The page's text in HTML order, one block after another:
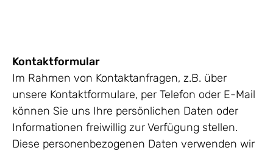
Kontaktformular
Im Rahmen von Kontaktanfragen, z.B. über
unsere Kontaktformulare, per Telefon oder E-Mail
können Sie uns Ihre persönlichen Daten oder
Informationen freiwillig zur Verfügung stellen.
Diese personenbezogenen Daten verwenden wir